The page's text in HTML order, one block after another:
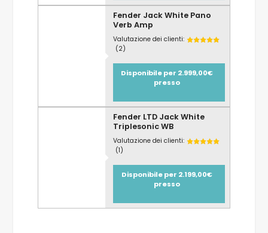
Fender Jack White Pano
Verb Amp
Valutazione dei clienti:
(2)
Disponibile per 2.999,00€
presso
Fender LTD Jack White
Triplesonic WB
Valutazione dei clienti:
(1)
Disponibile per 2.199,00€
presso